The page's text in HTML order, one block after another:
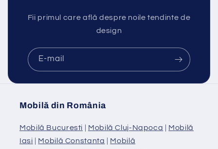
Fii primul care află despre noile tendinte de
design
E-mail
Mobilă din România
Mobilă Bucuresti | Mobilă Cluj-Napoca | Mobilă
Iasi | Mobilă Constanta | Mobilă